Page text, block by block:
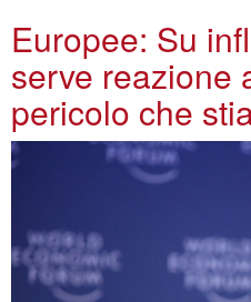
Europee: Su
serve reazione
pericolo che